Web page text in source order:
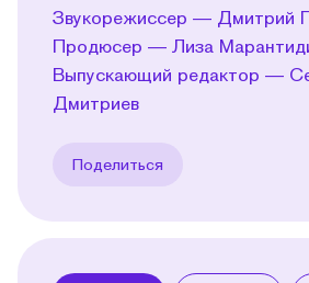
Звукорежиссер — Дмитрий
Продюсер — Лиза
Выпускающий редактор —
Дмитриев
Поделиться